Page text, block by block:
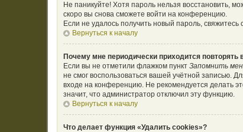
Не паникуйте! Хотя пароль нельзя восстановить,
скоро вы снова сможете войти на конференцию.
Если не удалось получить новый пароль,
Вернуться к началу
Почему мне периодически приходится повторять
Если вы не отметили флажком пункт Запомнить
не смог воспользоваться вашей учётной записью.
входе на конференцию. Не рекомендуется делать
значит, что администратор отключил эту функцию.
Вернуться к началу
Что делает функция «Удалить cookies»?